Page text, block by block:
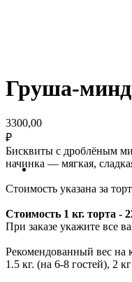
Груша-
3300,00
₽
Бисквиты с дроблёным
начинка — мягкая,
Стоимость указана за
Стоимость 1 кг. торта -
При заказе укажите все
Рекомендованный вес на
1.5 кг. (на 6-8 гостей), 2